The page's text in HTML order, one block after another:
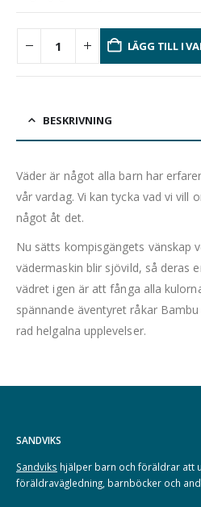
LÄGG TILL I
BESKRIVNING
Väder är något alla barn har
vår vardag. Vi kan tycka vad vi vill
något åt det.
Nu sätts kompisgängets vänskap
vädermaskin blir sjövild, så deras
vädret igen är att fånga alla
spännande äventyret råkar
rad helgalna upplevelser.
SANDVIKS
Sandviks hjälper barn och föräldrar att
föräldravägledning, barnböcker och